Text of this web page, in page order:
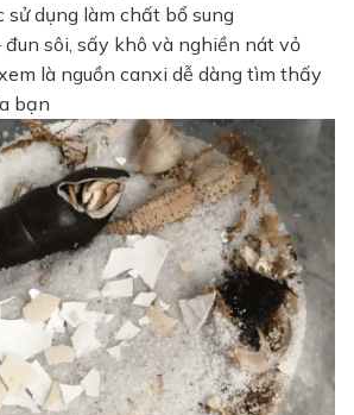
sử dụng làm chất bổ sung
sôi, sấy khô và nghiền nát vỏ
là nguồn canxi dễ dàng tìm thấy
bạn